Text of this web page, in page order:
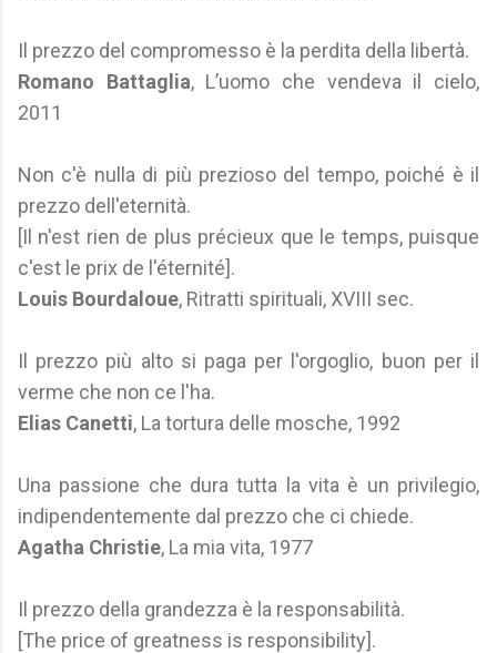
Il prezzo del compromesso è la perdita della libertà.
Romano Battaglia, L’uomo che vendeva il cielo,
2011
Non c'è nulla di più prezioso del tempo, poiché è il
prezzo dell'eternità.
[Il n'est rien de plus précieux que le temps, puisque
c'est le prix de l'éternité].
Louis Bourdaloue, Ritratti spirituali, XVIII sec.
Il prezzo più alto si paga per l'orgoglio, buon per il
verme che non ce l'ha.
Elias Canetti, La tortura delle mosche, 1992
Una passione che dura tutta la vita è un privilegio,
indipendentemente dal prezzo che ci chiede.
Agatha Christie, La mia vita, 1977
Il prezzo della grandezza è la responsabilità.
[The price of greatness is responsibility].